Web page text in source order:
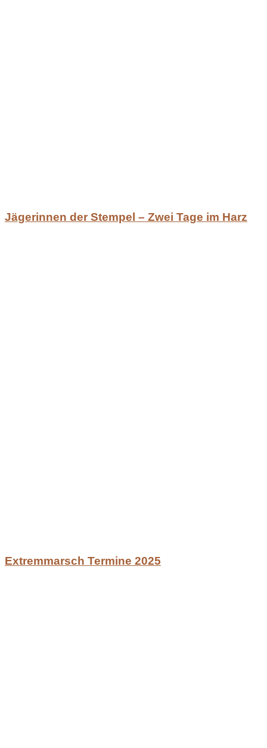
Jägerinnen der Stempel – Zwei Tage im Harz
Extremmarsch Termine 2025